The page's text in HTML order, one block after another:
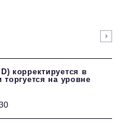
корректируется в
на уровне